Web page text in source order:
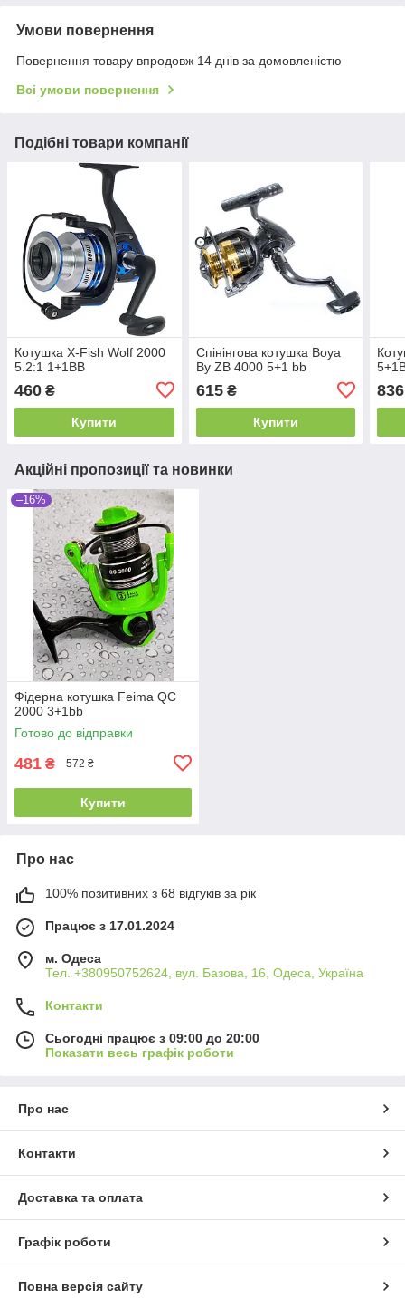
Умови повернення
Повернення товару впродовж 14 днів за домовленістю
Всі умови повернення
Подібні товари компанії
Котушка X-Fish Wolf 2000
5.2:1 1+1BB
460 ₴
Купити
Спінінгова котушка Boya
By ZB 4000 5+1 bb
615₴
Купити
836
Акційні пропозиції та новинки
–16%
Фідерна котушка Feima QC
2000 3+1bb
Готово до відправки
481 ₴ 572 ₴
Купити
Про нас
100% позитивних з 68 відгуків за рік
Працює з 17.01.2024
м. Одеса
Тел. +380950752624, вул. Базова, 16, Одеса, Україна
Контакти
Сьогодні працює з 09:00 до 20:00
Показати весь графік роботи
Про нас
Контакти
Доставка та оплата
Графік роботи
Повна версія сайту